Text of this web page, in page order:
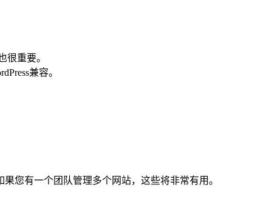
很重要。
兼容。
您有一个团队管理多个网站，这些将非常有用。